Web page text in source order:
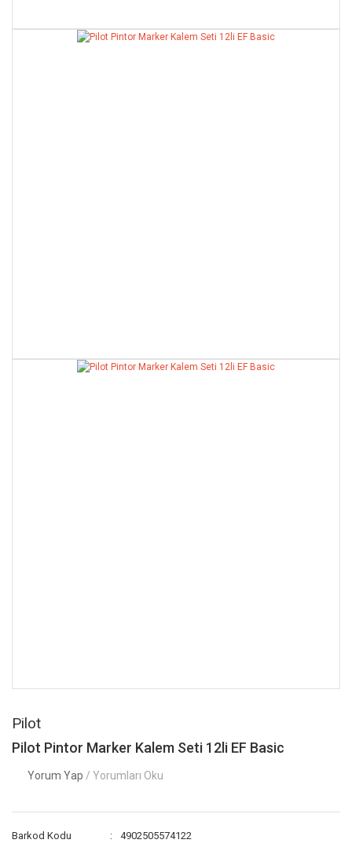
Pilot
Pilot Pintor Marker Kalem Seti 12li EF Basic
Yorum Yap / Yorumları Oku
Barkod Kodu
4902505574122